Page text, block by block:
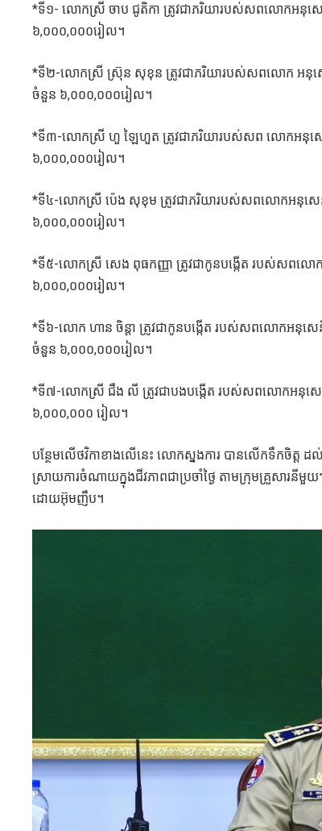
*ទី១- លោកស្រី ចាប ជូតិកា ត្រូវជាភរិយារបស់សពលោកអនុសេ
៦,០០០,០០០រៀល។
*ទី២-លោកស្រី ស្រ៊ុន សុខុន ត្រូវជាភរិយារបស់សពលោក អនុសេ
ចំនួន ៦,០០០,០០០រៀល។
*ទី៣-លោកស្រី ហួ ឡៃហួត ត្រូវជាភរិយារបស់សព លោកអនុសេនី
៦,០០០,០០០រៀល។
*ទី៤-លោកស្រី ប៉េង សុខុម ត្រូវជាភរិយារបស់សពលោកអនុសេនី
៦,០០០,០០០រៀល។
*ទី៥-លោកស្រី សេង ពុធកញ្ញា ត្រូវជាកូនបង្កើត របស់សពលោ
៦,០០០,០០០រៀល។
*ទី៦-លោក ហាន ចិន្ដា ត្រូវជាកូនបង្កើត របស់សពលោកអនុសេនី
ចំនួន ៦,០០០,០០០រៀល។
*ទី៧-លោកស្រី ជឹង លី ត្រូវជាបងបង្កើត របស់សពលោកអនុសេនី
៦,០០០,០០០ រៀល។
បន្ថែមលើថវិកាខាងលើនេះ លោកស្នងការ បានលើកទឹកចិត្ត
ស្រាយការចំណាយក្នុងជីវភាពជាប្រចាំថ្ងៃ តាមក្រុមគ្រួសារនីមួ
ដោយអ៊ុមញឹប។